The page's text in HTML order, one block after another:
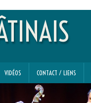
VIDÉOS CONTACT / LIENS